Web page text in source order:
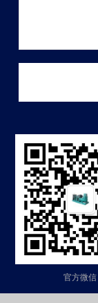
官方微信